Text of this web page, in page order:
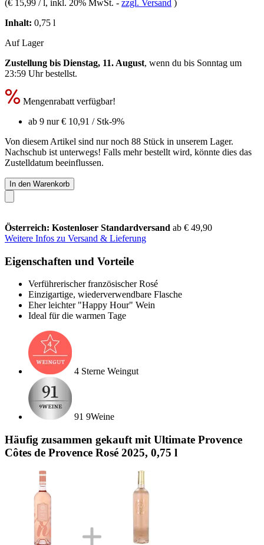
(€ 15,99 / l, inkl. 20% MwSt. - zzgl. Versand )
Inhalt: 0,75 l
Auf Lager
Zustellung bis Dienstag, 11. August, wenn du bis Sonntag um
23:59 Uhrbestellst.
Mengenrabatt verfügbar!
ab 9 nur€ 10,91 / Stk-9%
Von diesem Artikel sind nur noch 88 Stück in unserem Lager.
Nachschub ist unterwegs! Falls mehr bestellt wird, könnte dies das
Zustelldatum beeinflussen.
In den Warenkorb
Österreich: Kostenloser Standardversand ab € 49,90
Weitere Infos zu Versand & Lieferung
Eigenschaften und Vorteile
Verführerischer französischer Rosé
Einzigartige, wiederverwendbare Flasche
Eher leichter "Happy Hour" Wein
Ideal für die warmen Tage
4 Sterne Weingut
91 9Weine
Häufig zusammen gekauft mit Ultimate Provence
Côtes de Provence Rosé 2025, 0,75 l